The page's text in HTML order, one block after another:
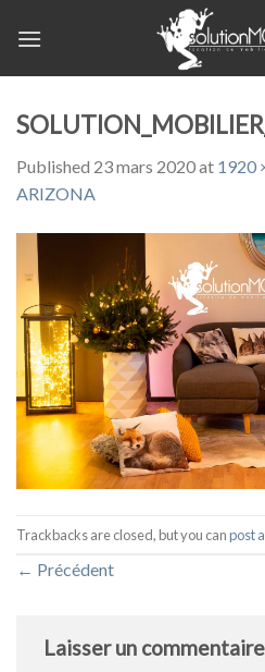
Published 23 mars 2020at 1920
ARIZONA
Trackbacks are closed, but you canpost
← Précédent
Laisser un commentaire